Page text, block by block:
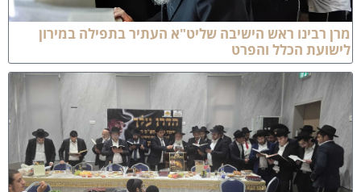
רבינו ראש הישיבה שליט"א העתיר בתפילה במירון
הכלל והפרט